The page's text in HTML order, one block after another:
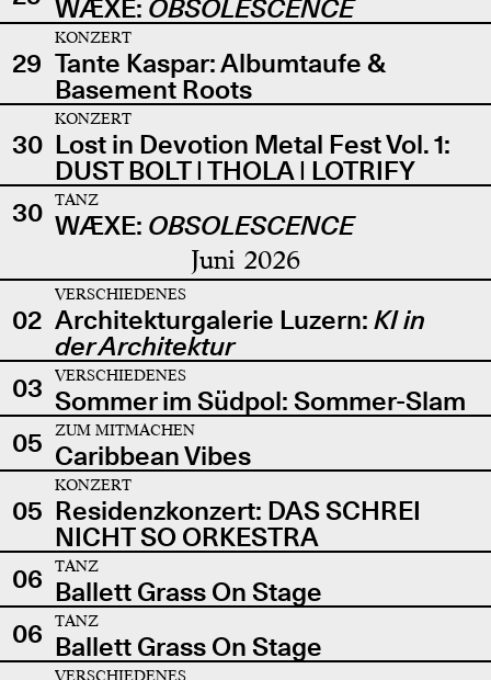
WÆXE: OBSOLESCENCE
29
KONZERT
Tante Kaspar: Albumtaufe &
Basement Roots
30
KONZERT
Lost in Devotion Metal Fest Vol. 1:
DUST BOLT | THOLA | LOTRIFY
30
TANZ
WÆXE: OBSOLESCENCE
Juni 2026
02
VERSCHIEDENES
Architekturgalerie Luzern: KI in
der Architektur
03
VERSCHIEDENES
Sommer im Südpol: Sommer-Slam
05
ZUM MITMACHEN
Caribbean Vibes
05
KONZERT
Residenzkonzert: DAS SCHREI
NICHT SO ORKESTRA
06
TANZ
Ballett Grass On Stage
06
TANZ
Ballett Grass On Stage
VERSCHIEDENES